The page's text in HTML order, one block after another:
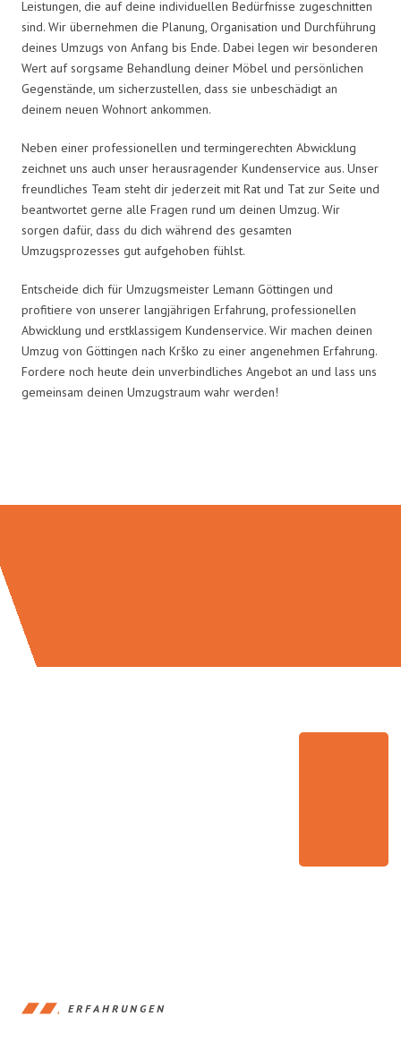
Leistungen, die auf deine individuellen Bedürfnisse zugeschnitten
sind. Wir übernehmen die Planung, Organisation und Durchführung
deines Umzugs von Anfang bis Ende. Dabei legen wir besonderen
Wert auf sorgsame Behandlung deiner Möbel und persönlichen
Gegenstände, um sicherzustellen, dass sie unbeschädigt an
deinem neuen Wohnort ankommen.
Neben einer professionellen und termingerechten Abwicklung
zeichnet uns auch unser herausragender Kundenservice aus. Unser
freundliches Team steht dir jederzeit mit Rat und Tat zur Seite und
beantwortet gerne alle Fragen rund um deinen Umzug. Wir
sorgen dafür, dass du dich während des gesamten
Umzugsprozesses gut aufgehoben fühlst.
Entscheide dich für Umzugsmeister Lemann Göttingen und
profitiere von unserer langjährigen Erfahrung, professionellen
Abwicklung und erstklassigem Kundenservice. Wir machen deinen
Umzug von Göttingen nach Krško zu einer angenehmen Erfahrung.
Fordere noch heute dein unverbindliches Angebot an und lass uns
gemeinsam deinen Umzugstraum wahr werden!
ERFAHRUNGEN